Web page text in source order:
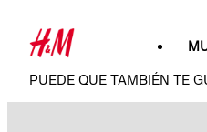
PUEDE QUE TAMBIÉN TE